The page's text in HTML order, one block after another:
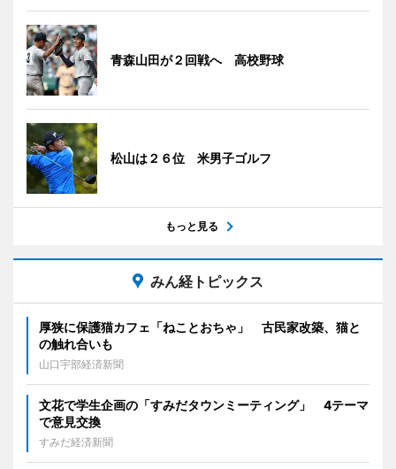
青森山田が２回戦へ 高校野球
松山は２６位 米男子ゴルフ
もっと見る
みん経トピックス
厚狭に保護猫カフェ「ねことおちゃ」 古民家改築、猫と
の触れ合いも
山口宇部経済新聞
文花で学生企画の「すみだタウンミーティング」 4テーマ
で意見交換
すみだ経済新聞